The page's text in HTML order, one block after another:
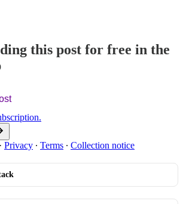
this post for free in the
· Privacy ∙ Terms ∙ Collection notice